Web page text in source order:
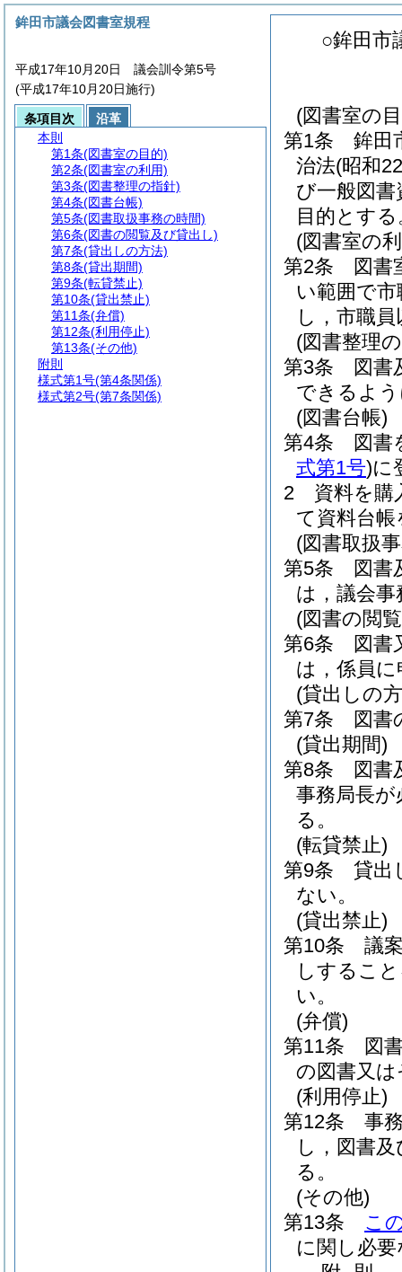
○鉾田市
(図書室の
第1条
鉾田
治法(昭和
び一般図
目的とする
(図書室の
第2条
図書
い範囲で
し，市職
(図書整理
第3条
図書
できるよ
(図書台帳)
第4条
図書
式第1号)に
2
資料を購
て資料台
(図書取扱
第5条
図書
は，議会
(図書の閲
第6条
図書
は，係員
(貸出しの
第7条
図書
(貸出期間)
第8条
図書
事務局長
る。
(転貸禁止)
第9条
貸出
ない。
(貸出禁止)
第10条
議
しするこ
い。
(弁償)
第11条
図
の図書又
(利用停止)
第12条
事
し，図書
る。
(その他)
第13条
こ
に関し必
鉾田市議会図書室規程
平成17年10月20日 議会訓令第5号
(平成17年10月20日施行)
条項目次
沿革
本則
第1条(図書室の目的)
第2条(図書室の利用)
第3条(図書整理の指針)
第4条(図書台帳)
第5条(図書取扱事務の時間)
第6条(図書の閲覧及び貸出し)
第7条(貸出しの方法)
第8条(貸出期間)
第9条(転貸禁止)
第10条(貸出禁止)
第11条(弁償)
第12条(利用停止)
第13条(その他)
附則
様式第1号(第4条関係)
様式第2号(第7条関係)